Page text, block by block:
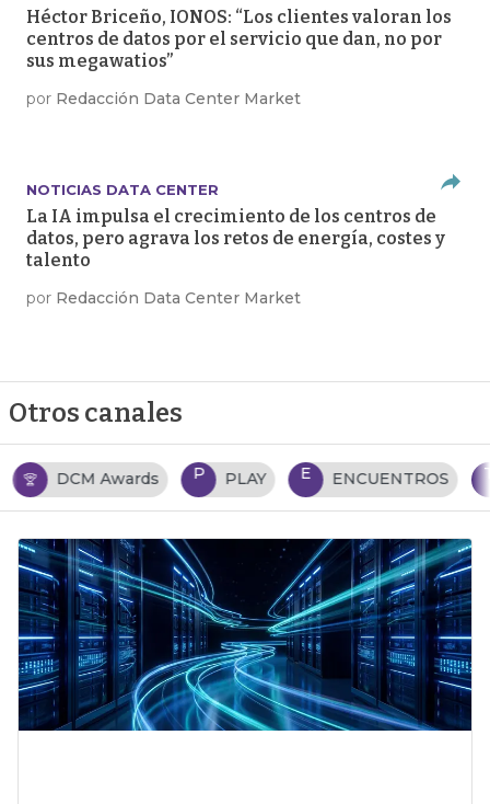
Héctor Briceño, IONOS: “Los clientes valoran los
centros de datos por el servicio que dan, no por
sus megawatios”
por Redacción Data Center Market
NOTICIAS DATA CENTER
La IA impulsa el crecimiento de los centros de
datos, pero agrava los retos de energía, costes y
talento
por Redacción Data Center Market
Otros canales
P PLAY E ENCUENTROS T TENDENCIAS TI